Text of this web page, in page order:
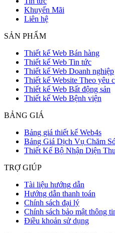
Khuyến Mãi
Liên hệ
SẢN PHẨM
Thiết kế Web Bán hàng
Thiết kế Web Tin tức
Thiết kế Web Doanh nghiệp
Thiết kế Website Theo yêu
Thiết kế Web Bất động sản
Thiết kế Web Bệnh viện
BẢNG GIÁ
Bảng giá thiết kế Web4s
Bảng Giá Dịch Vụ Chăm
Thiết Kế Bộ Nhận Diện
TRỢ GIÚP
Tài liệu hướng dẫn
Hướng dẫn thanh toán
Chính sách đại lý
Chính sách bảo mật thông
Điều khoản sử dụng